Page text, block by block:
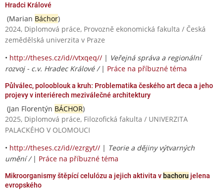
Hradci Králové
(Marian Báchor)
2024, Diplomová práce, Provozně ekonomická fakulta / Česká
zemědělská univerzita v Praze
• http://theses.cz/id//vtxqeq// | Veřejná správa a regionální
rozvoj - c.v. Hradec Králové / | Práce na příbuzné téma
Půlválec, polooblouk a kruh: Problematika českého art deca a jeho
projevy v interiérech meziválečné architektury
(Jan Florentýn BÁCHOR)
2025, Diplomová práce, Filozofická fakulta / UNIVERZITA
PALACKÉHO V OLOMOUCI
• http://theses.cz/id//ezrgyt// | Teorie a dějiny výtvarných
umění / | Práce na příbuzné téma
Mikroorganismy štěpící celulózu a jejich aktivita v bachoru jelena
evropského